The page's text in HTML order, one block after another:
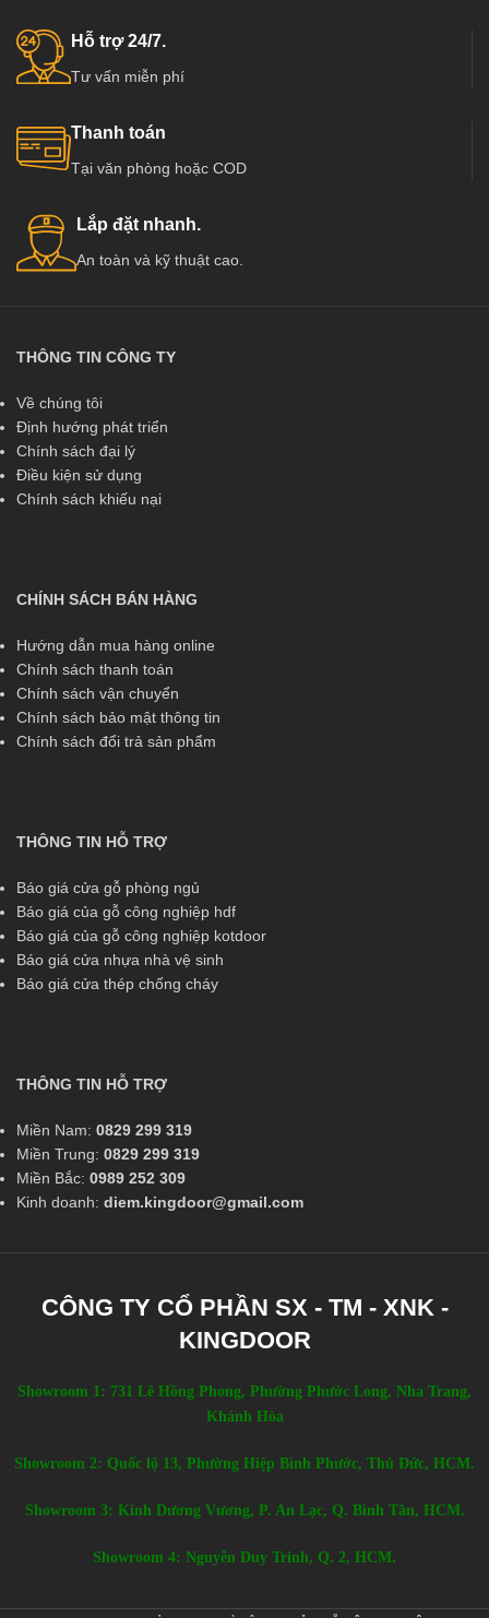
Hỗ trợ 24/7.
Tư vấn miễn phí
Thanh toán
Tại văn phòng hoặc COD
Lắp đặt nhanh.
An toàn và kỹ thuật cao.
THÔNG TIN CÔNG TY
Về chúng tôi
Định hướng phát triển
Chính sách đại lý
Điều kiện sử dụng
Chính sách khiếu nại
CHÍNH SÁCH BÁN HÀNG
Hướng dẫn mua hàng online
Chính sách thanh toán
Chính sách vận chuyển
Chính sách bảo mật thông tin
Chính sách đổi trả sản phẩm
THÔNG TIN HỖ TRỢ
Báo giá cửa gỗ phòng ngủ
Báo giá của gỗ công nghiệp hdf
Báo giá của gỗ công nghiệp kotdoor
Báo giá cửa nhựa nhà vệ sinh
Báo giá cửa thép chống cháy
THÔNG TIN HỖ TRỢ
Miền Nam: 0829 299 319
Miền Trung: 0829 299 319
Miền Bắc: 0989 252 309
Kinh doanh: diem.kingdoor@gmail.com
CÔNG TY CỔ PHẦN SX - TM - XNK -
KINGDOOR
Showroom 1: 731 Lê Hồng Phong, Phường Phước Long, Nha Trang,
Khánh Hòa
Showroom 2: Quốc lộ 13, Phường Hiệp Bình Phước, Thủ Đức, HCM.
Showroom 3: Kinh Dương Vương, P. An Lạc, Q. Bình Tân, HCM.
Showroom 4: Nguyễn Duy Trinh, Q. 2, HCM.